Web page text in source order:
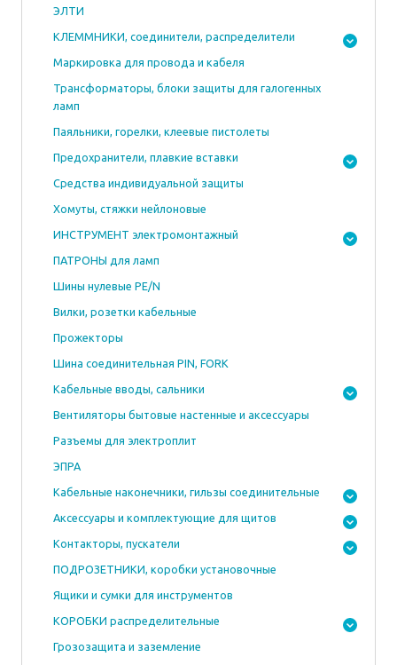
ЭЛТИ
КЛЕММНИКИ, соединители, распределители
Маркировка для провода и кабеля
Трансформаторы, блоки защиты для галогенных
ламп
Паяльники, горелки, клеевые пистолеты
Предохранители, плавкие вставки
Средства индивидуальной защиты
Хомуты, стяжки нейлоновые
ИНСТРУМЕНТ электромонтажный
ПАТРОНЫ для ламп
Шины нулевые PE/N
Вилки, розетки кабельные
Прожекторы
Шина соединительная PIN, FORK
Кабельные вводы, сальники
Вентиляторы бытовые настенные и аксессуары
Разъемы для электроплит
ЭПРА
Кабельные наконечники, гильзы соединительные
Аксессуары и комплектующие для щитов
Контакторы, пускатели
ПОДРОЗЕТНИКИ, коробки установочные
Ящики и сумки для инструментов
КОРОБКИ распределительные
Грозозащита и заземление